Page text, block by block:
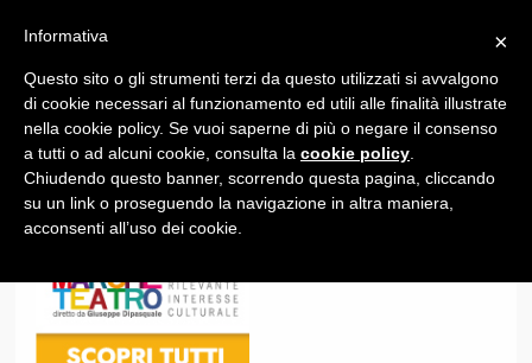
1
×
Informativa
Questo sito o gli strumenti terzi da questo utilizzati si avvalgono
di cookie necessari al funzionamento ed utili alle finalità illustrate
nella cookie policy. Se vuoi saperne di più o negare il consenso
a tutti o ad alcuni cookie, consulta la cookie policy
Chiudendo questo banner, scorrendo questa pagina, cliccando
su un link o proseguendo la navigazione in altra maniera,
acconsenti all’uso dei cookie.